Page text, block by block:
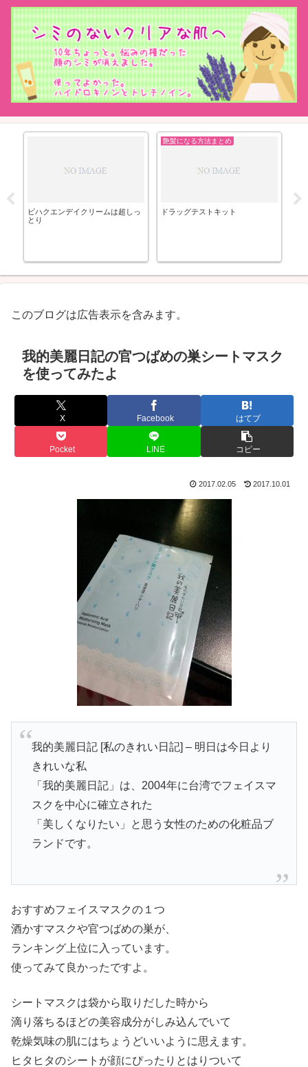
(BIHAKUEN) ハイドロキノンソー
シミやニキビケアには保湿は重要
このブログは広告表示を含みます。
我的美麗日記の官つばめの巣シートマスク
を使ってみたよ
X Facebook はてブ
Pocket LINE コピー
2017.02.05 2017.10.01
我的美麗日記 [私のきれい日記] – 明日は今日より
きれいな私
「我的美麗日記」は、2004年に台湾でフェイスマ
スクを中心に確立された
「美しくなりたい」と思う女性のための化粧品ブ
ランドです。
‎おすすめフェイスマスクの１つ
酒かすマスクや官つばめの巣が、
ランキング上位に入っています。
使ってみて良かったですよ。
シートマスクは袋から取りだした時から
滴り落ちるほどの美容成分がしみ込んでいて
乾燥気味の肌にはちょうどいいように思えます。
ヒタヒタのシートが顔にぴったりとはりついて